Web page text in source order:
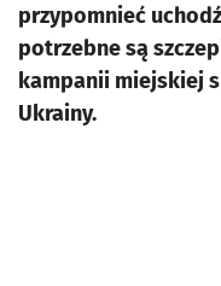
przypomnieć
potrzebne są
kampanii miejskiej
Ukrainy.